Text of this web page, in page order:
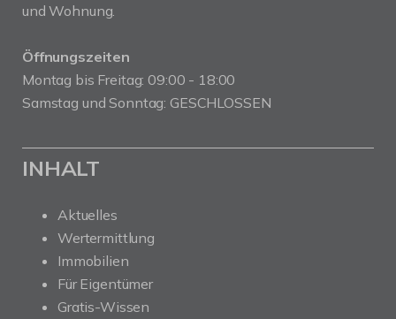
und Wohnung.
Öffnungszeiten
Montag bis Freitag: 09:00 - 18:00
Samstag und Sonntag: GESCHLOSSEN
INHALT
Aktuelles
Wertermittlung
Immobilien
Für Eigentümer
Gratis-Wissen